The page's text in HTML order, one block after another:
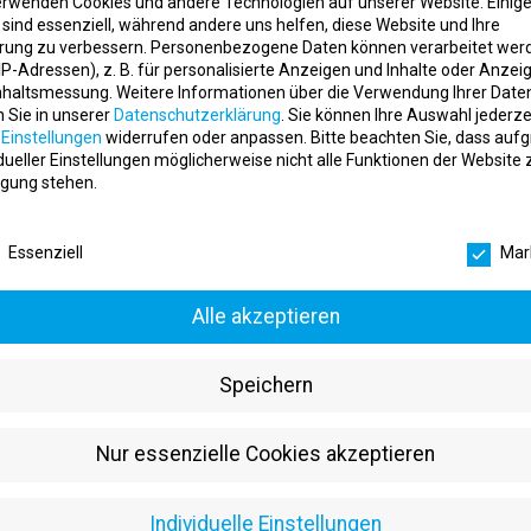
(m/w/d) – Werde Teil der Fitnessbranche
miteinander zu verbinden. Ob als angehende
in, als
zu übernehmen – hier startest Du aktiv in Deine
Mitglieder im Training, berätst bei Fragen rund um Fitness und
wählen – egal ob in Vollzeit, Teilzeit oder als Minijob. Alles
Fitnesswelt finden kannst.
Thema Fitness und Spaß am Umgang mit Menschen. Du bist
mit dem Ziel, sowohl Deine persönlichen als auch die
Markt Fuß fassen. Vielleicht hast Du schon erste
aneignen. In beiden Fällen bietet Dir clever fit Rostock eine echte
essenziell, während andere uns helfen, diese Website und Ihre
zu verbessern. Personenbezogene Daten können verarbeitet
Adressen), z. B. für personalisierte Anzeigen und Inhalte oder
Weitere Informationen über die Verwendung Ihrer
Sie in unserer Datenschutzerklärung Sie können Ihre Auswahl
Einstellungen widerrufen oder anpassen. Bitte beachten Sie, dass
Einstellungen möglicherweise nicht alle Funktionen der Website
stehen.
Essenziell
Alle akzeptieren
Speichern
Nur essenzielle Cookies akzeptieren
Individuelle Einstellungen